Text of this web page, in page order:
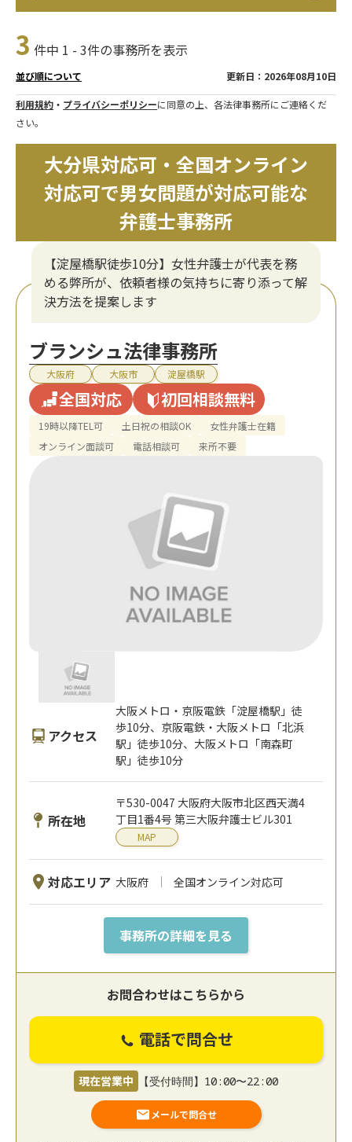
3 件中 1 - 3件の事務所を表示
並び順について 更新日：2026年08月10日
利用規約 ・ プライバシーポリシーに同意の上、各法律事務所にご連絡くだ
さい。
大分県対応可・全国オンライン
対応可で男女問題が対応可能な
弁護士事務所
【淀屋橋駅徒歩10分】女性弁護士が代表を務
める弊所が、依頼者様の気持ちに寄り添って解
決方法を提案します
ブランシュ法律事務所
大阪府 大阪市 淀屋橋駅
全国対応 初回相談無料
19時以降TEL可 土日祝の相談OK
女性弁護士在籍
オンライン面談可
電話相談可 来所不要
アクセス
大阪メトロ・京阪電鉄「淀屋橋駅」徒
歩10分、京阪電鉄・大阪メトロ「北浜
駅」徒歩10分、大阪メトロ「南森町
駅」徒歩10分
所在地
〒530-0047 大阪府大阪市北区西天満4
丁目1番4号 第三大阪弁護士ビル301
MAP
対応エリア 大阪府 全国オンライン対応可
事務所の詳細を見る
お問合わせはこちらから
電話で問合せ
現在営業中 【受付時間】10:00〜22:00
メールで問合せ